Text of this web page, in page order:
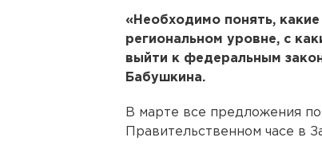
«Необходимо понять,
региональном уровне, с
выйти к федеральным
Бабушкина.
В марте все предложения
Правительственном часе в